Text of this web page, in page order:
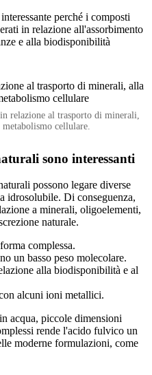
perché i composti
in relazione all'assorbimento
e alla biodisponibilità
relazione al trasporto di minerali,
cellulare.
sono interessanti
possono legare diverse
idrosolubile. Di conseguenza,
a minerali, oligoelementi,
naturale.
complessa.
un basso peso molecolare.
alla biodisponibilità e al
alcuni ioni metallici.
acqua, piccole dimensioni
rende l'acido fulvico un
moderne formulazioni, come